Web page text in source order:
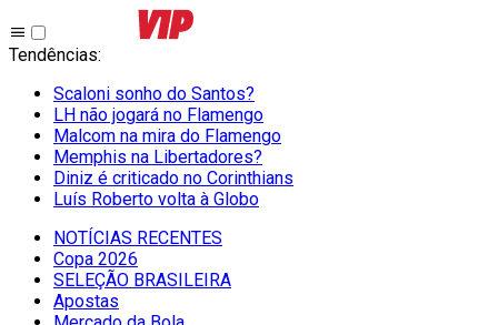
Tendências:
Scaloni sonho do Santos?
LH não jogará no Flamengo
Malcom na mira do Flamengo
Memphis na Libertadores?
Diniz é criticado no Corinthians
Luís Roberto volta à Globo
NOTÍCIAS RECENTES
Copa 2026
SELEÇÃO BRASILEIRA
Apostas